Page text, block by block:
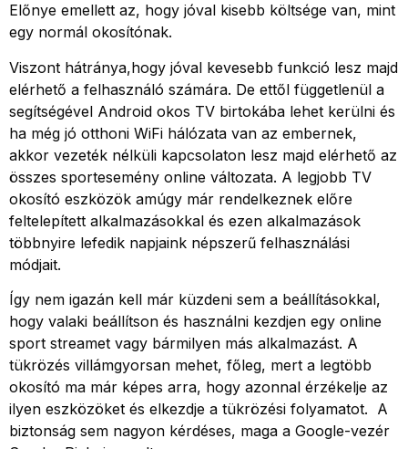
Előnye emellett az, hogy jóval kisebb költsége van, mint
egy normál okosítónak.
Viszont hátránya,hogy jóval kevesebb funkció lesz majd
elérhető a felhasználó számára. De ettől függetlenül a
segítségével Android okos TV birtokába lehet kerülni és
ha még jó otthoni WiFi hálózata van az embernek,
akkor vezeték nélküli kapcsolaton lesz majd elérhető az
összes sportesemény online változata. A legjobb TV
okosító eszközök amúgy már rendelkeznek előre
feltelepített alkalmazásokkal és ezen alkalmazások
többnyire lefedik napjaink népszerű felhasználási
módjait.
Így nem igazán kell már küzdeni sem a beállításokkal,
hogy valaki beállítson és használni kezdjen egy online
sport streamet vagy bármilyen más alkalmazást. A
tükrözés villámgyorsan mehet, főleg, mert a legtöbb
okosító ma már képes arra, hogy azonnal érzékelje az
ilyen eszközöket és elkezdje a tükrözési folyamatot. A
biztonság sem nagyon kérdéses, maga a Google-vezér